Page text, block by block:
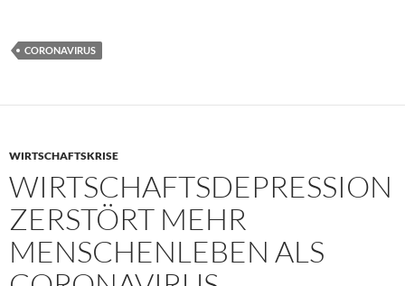
CORONAVIRUS
WIRTSCHAFTSKRISE
WIRTSCHAFTSDEPRESSION
ZERSTÖRT MEHR
MENSCHENLEBEN ALS